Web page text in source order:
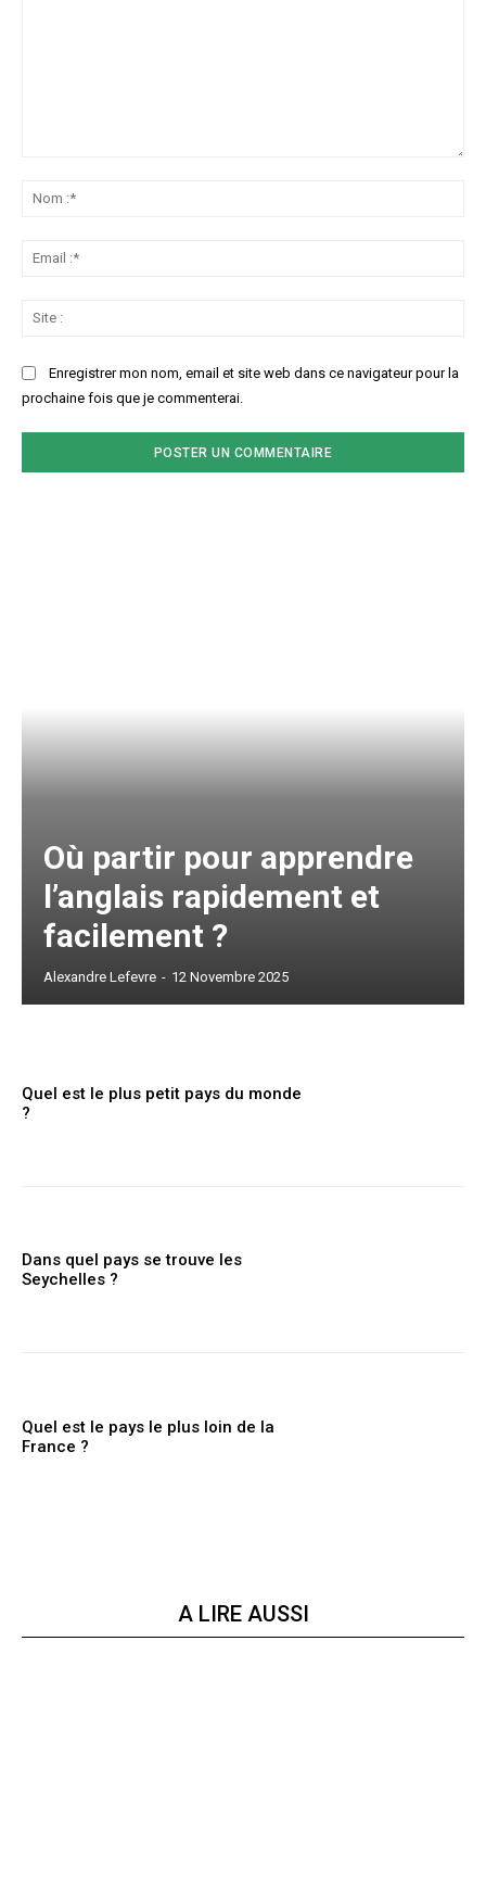
Enregistrer mon nom, email et site web dans ce navigateur pour la
prochaine fois que je commenterai.
Où partir pour apprendre
l’anglais rapidement et
facilement ?
Alexandre Lefevre - 12 Novembre 2025
Quel est le plus petit pays du monde
?
Dans quel pays se trouve les
Seychelles ?
Quel est le pays le plus loin de la
France ?
A LIRE AUSSI